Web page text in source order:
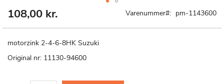
108,00 kr. Varenummer pm-1143600
motorzink 2-4-6-8HK Suzuki
Original nr: 11130-94600
Gå
af